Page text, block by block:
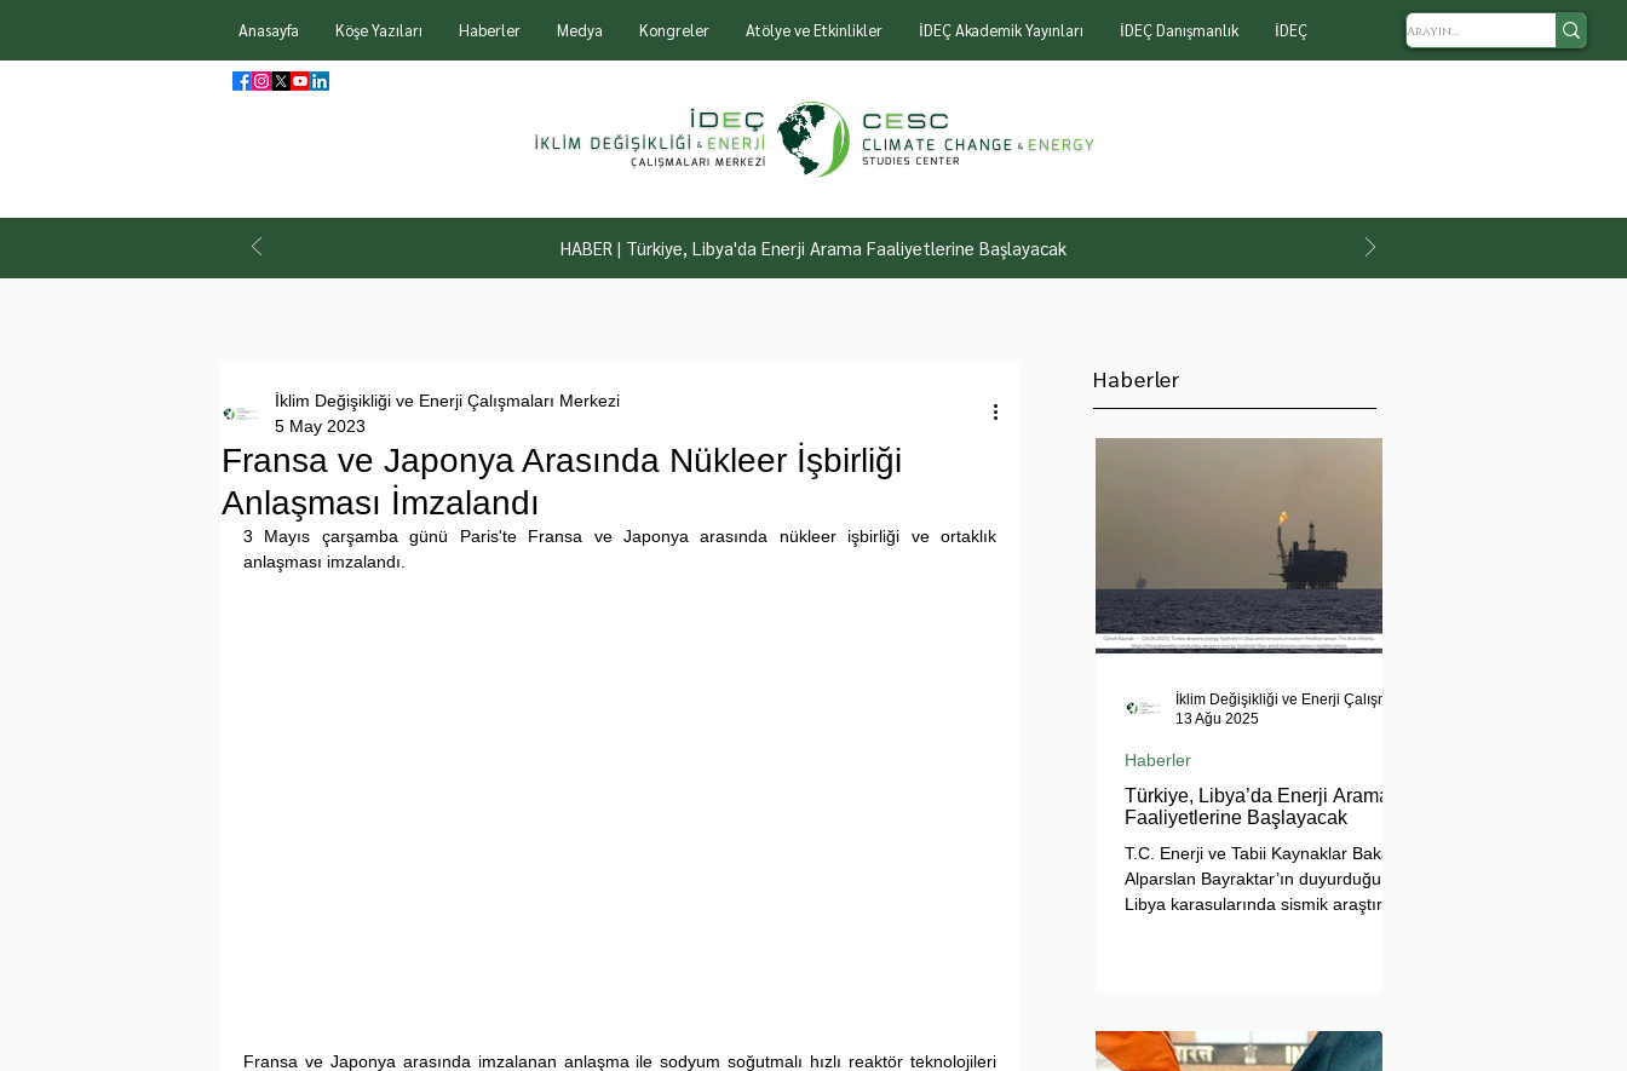
Anasayfa Köşe Yazıları Haberler Medya Kongreler Atölye ve Etkinlikler İDEÇ Akademik Yayınları İDEÇ Danışmanlık İDEÇ
HABER | Türkiye, Libya'da Enerji Arama Faaliyetlerine Başlayacak
Fransa ve Japonya Arasında Nükleer İşbirliği
Anlaşması İmzalandı
İklim Değişikliği ve Enerji Çalışmaları Merkezi
5 May 2023
3 Mayıs çarşamba günü Paris'te Fransa ve Japonya arasında nükleer işbirliği ve ortaklık
anlaşması imzalandı.
Fransa ve Japonya arasında imzalanan anlaşma ile sodyum soğutmalı hızlı reaktör teknolojileri
Haberler
Türkiye, Libya’da Enerji Arama
Faaliyetlerine Başlayacak
T.C. Enerji ve Tabii Kaynaklar Bakanı
Alparslan Bayraktar’ın duyurduğu
Libya karasularında sismik araştırma
Haberler
13 Ağu 2025